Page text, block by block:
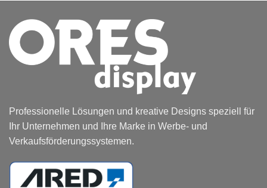
Professionelle Lösungen und kreative Designs speziell für
Ihr Unternehmen und Ihre Marke in Werbe- und
Verkaufsförderungssystemen.